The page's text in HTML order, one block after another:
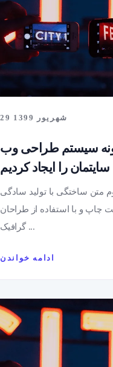
29 شهریور 1399
سیستم طراحی وب
سایتمان را ایجاد کردیم
متن ساختگی با تولید سادگی
چاپ و با استفاده از طراحان
گرافیک ...
ادامه خواندن